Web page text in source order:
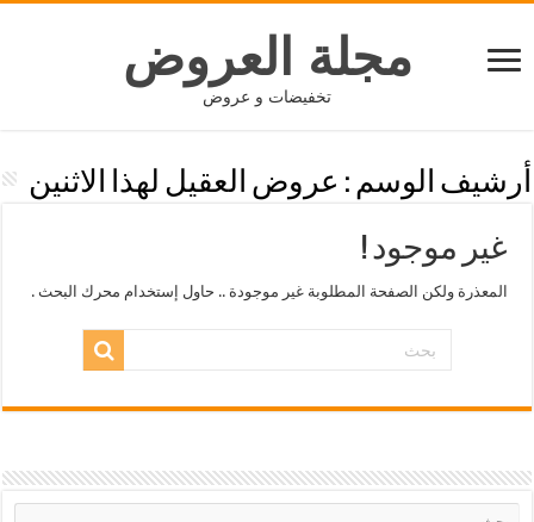
مجلة العروض
تخفيضات و عروض
أرشيف الوسم : عروض العقيل لهذا الاثنين
غير موجود !
المعذرة ولكن الصفحة المطلوبة غير موجودة .. حاول إستخدام محرك البحث .